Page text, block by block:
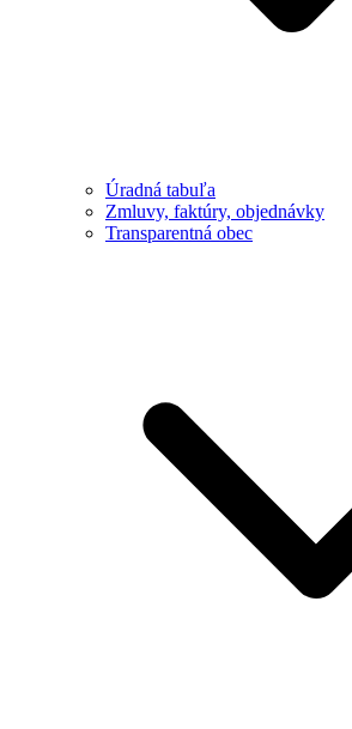
Úradná tabuľa
Zmluvy, faktúry, objednávky
Transparentná obec